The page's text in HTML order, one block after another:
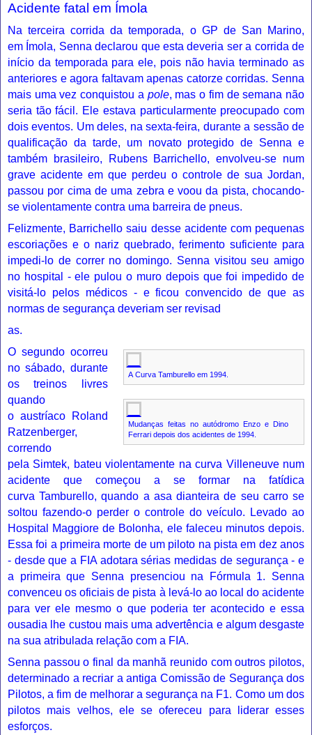
Acidente fatal em Ímola
Na terceira corrida da temporada, o GP de San Marino,
em Ímola, Senna declarou que esta deveria ser a corrida de
início da temporada para ele, pois não havia terminado as
anteriores e agora faltavam apenas catorze corridas. Senna
mais uma vez conquistou a pole, mas o fim de semana não
seria tão fácil. Ele estava particularmente preocupado com
dois eventos. Um deles, na sexta-feira, durante a sessão de
qualificação da tarde, um novato protegido de Senna e
também brasileiro,
Rubens Barrichello, envolveu-se num
grave acidente em que perdeu o controle de sua Jordan,
passou por cima de uma zebra e voou da pista, chocando-
se violentamente contra uma barreira de pneus.
Felizmente, Barrichello saiu desse acidente com pequenas
escoriações e o nariz quebrado, ferimento suficiente para
impedi-lo de correr no domingo. Senna visitou seu amigo
no hospital
- ele pulou o muro depois que foi impedido de
visitá-lo pelos médicos - e ficou convencido de que as
normas de segurança deveriam ser revisad
as.
A Curva Tamburello em 1994.
Mudanças feitas no autódromo Enzo e Dino
Ferrari depois dos acidentes de 1994.
O segundo ocorreu
no sábado, durante
os treinos livres
quando
o austríaco
Roland
Ratzenberger,
correndo
pela Simtek, bateu violentamente na curva Villeneuve num
acidente que começou a se formar na fatídica
curvaTamburello, quando a asa dianteira de seu carro se
soltou fazendo-o perder o controle do veículo. Levado ao
Hospital Maggiore de Bolonha, ele faleceu minutos depois.
Essa foi a primeira morte de um piloto na pista em dez anos
- desde que a FIA adotara sérias medidas de segurança - e
a primeira que Senna presenciou na Fórmula 1. Senna
convenceu os oficiais de pista à levá-lo ao local do acidente
para ver ele mesmo o que poderia ter acontecido e essa
ousadia lhe custou mais uma advertência e algum desgaste
na sua atribulada relação com a FIA.
Senna passou o final da manhã reunido com outros pilotos,
determinado a recriar a antiga Comissão de Segurança dos
Pilotos, a fim de melhorar a segurança na F1. Como um dos
pilotos mais velhos, ele se ofereceu para liderar esses
esforços.